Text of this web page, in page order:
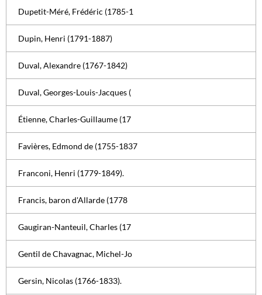
Dupetit-Méré, Frédéric (1785-1
Dupin, Henri (1791-1887)
Duval, Alexandre (1767-1842)
Duval, Georges-Louis-Jacques (
Étienne, Charles-Guillaume (17
Favières, Edmond de (1755-1837
Franconi, Henri (1779-1849).
Francis, baron d'Allarde (1778
Gaugiran-Nanteuil, Charles (17
Gentil de Chavagnac, Michel-Jo
Gersin, Nicolas (1766-1833).